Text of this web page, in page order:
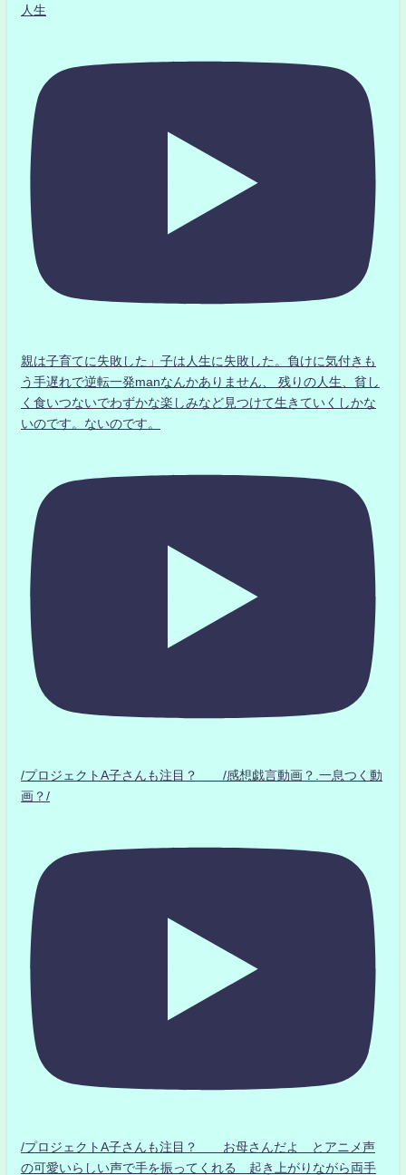
人生
親は子育てに失敗した」子は人生に失敗した。負けに気付きも
う手遅れで逆転一発manなんかありません、 残りの人生、貧し
く食いつないでわずかな楽しみなど見つけて生きていくしかな
いのです。ないのです。
/プロジェクトA子さんも注目？ /感想戯言動画？.一息つく動
画？/
/プロジェクトA子さんも注目？ お母さんだよ とアニメ声
の可愛いらしい声で手を振ってくれる 起き上がりながら両手